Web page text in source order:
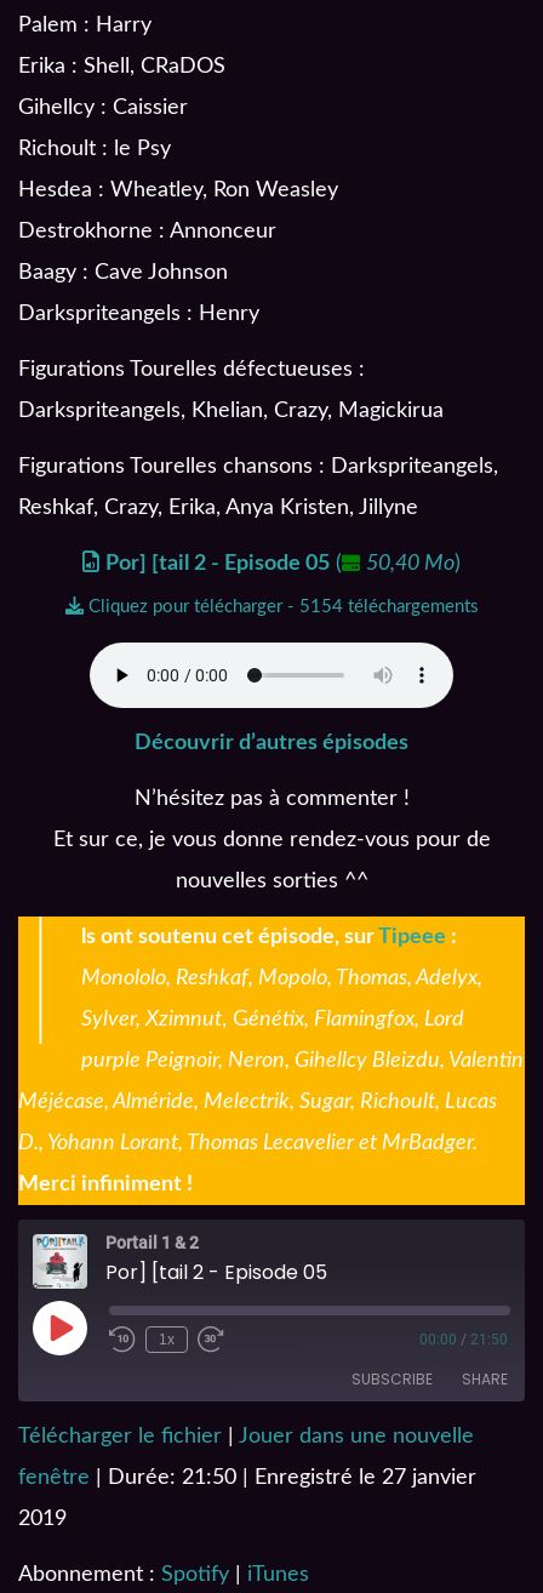
Palem : Harry
Erika : Shell, CRaDOS
Gihellcy : Caissier
Richoult : le Psy
Hesdea : Wheatley, Ron Weasley
Destrokhorne : Annonceur
Baagy : Cave Johnson
Darkspriteangels : Henry
Figurations Tourelles défectueuses :
Darkspriteangels, Khelian, Crazy, Magickirua
Figurations Tourelles chansons : Darkspriteangels,
Reshkaf, Crazy, Erika, Anya Kristen, Jillyne
Por] [tail 2 - Episode 05 ( 50,40 Mo)
Cliquez pour télécharger - 5154 téléchargements
Découvrir d’autres épisodes
N’hésitez pas à commenter !
Et sur ce, je vous donne rendez-vous pour de
nouvelles sorties ^^
ls ont soutenu cet épisode, surTipeee :
Monololo, Reshkaf, Mopolo, Thomas, Adelyx,
Sylver, Xzimnut, Génétix, Flamingfox, Lord
purple Peignoir, Neron, Gihellcy Bleizdu, Valentin
Méjécase, Alméride, Melectrik, Sugar, Richoult, Lucas
D., Yohann Lorant, Thomas Lecavelier et MrBadger.
Merci infiniment !
Portail 1 & 2
Por] [tail 2 - Episode 05
1x 00:00 / 21:50
SUBSCRIBE SHARE
RSS FEED
Télécharger le fichier
Jouer dans une nouvelle
fenêtre
Durée: 21:50
Enregistré le 27 janvier
2019
Abonnement : Spotify iTunes